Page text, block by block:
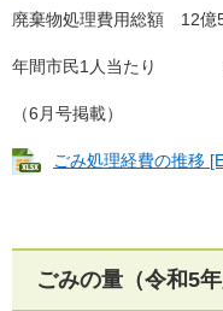
廃棄物処理費用総額 12億
年間市民1人当たり 1
（6月号掲載）
ごみ処理経費の推移
ごみの量（令和5年